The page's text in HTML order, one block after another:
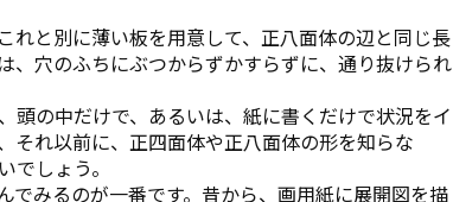
れと別に薄い板を用意して、正八面体の辺と同じ長
、穴のふちにぶつからずかすらずに、通り抜けられ
の中だけで、あるいは、紙に書くだけで状況をイ
それ以前に、正四面体や正八面体の形を知らな
しょう。
みるのが一番です。昔から、画用紙に展開図を描